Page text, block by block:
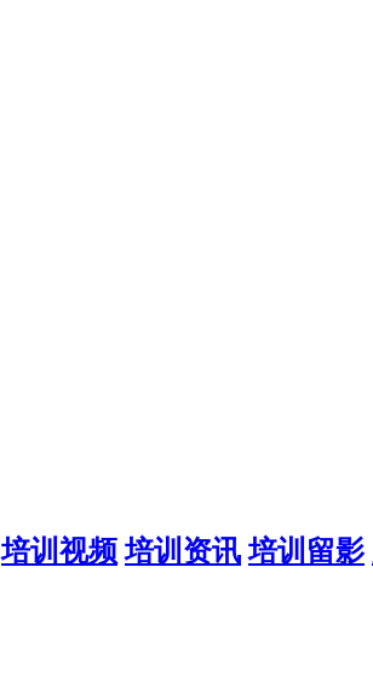
培训视频 培训资讯 培训留影